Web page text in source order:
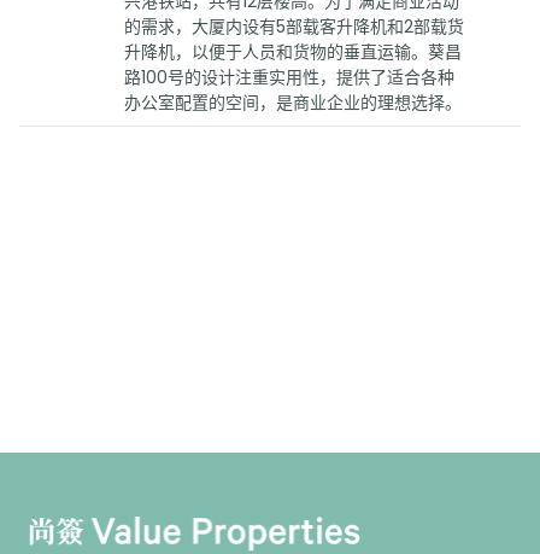
的需求，大厦内设有5部载客升降机和2部载货
升降机，以便于人员和货物的垂直运输。葵昌
路100号的设计注重实用性，提供了适合各种
办公室配置的空间，是商业企业的理想选择。